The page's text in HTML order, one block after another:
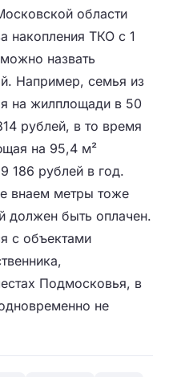
области
накопления ТКО с 1
назвать
Например, семья из
на жилплощади в 50
рублей, в то время
на 95,4 м²
186 рублей в год.
внаем метры тоже
должен быть оплачен.
с объектами
Подмосковья, в
не